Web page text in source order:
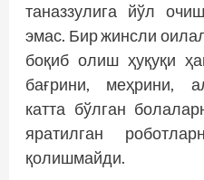
таназзулига йўл
эмас. Бир жинсли
боқиб олиш ҳуқуқи
бағрини, меҳрини,
катта бўлган
яратилган
қолишмайди.